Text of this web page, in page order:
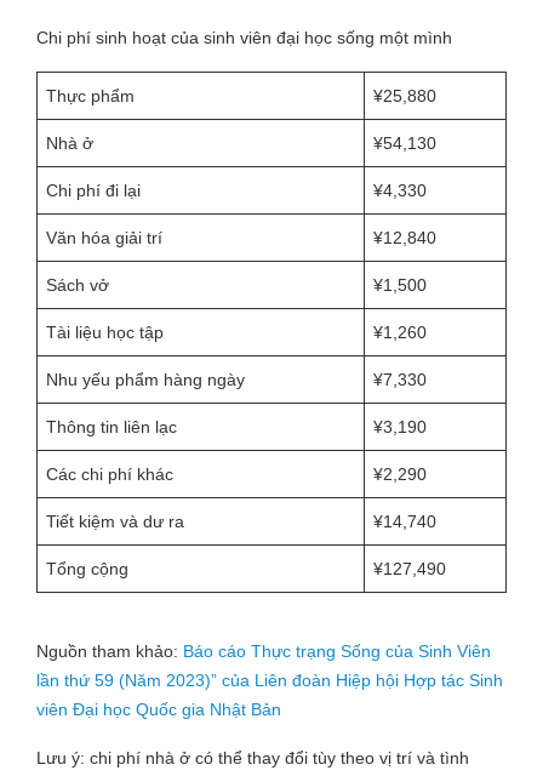
Chi phí sinh hoạt của sinh viên đại học sống một mình
Thực phẩm ¥25,880
Nhà ở ¥54,130
Chi phí đi lại ¥4,330
Văn hóa giải trí ¥12,840
Sách vở ¥1,500
Tài liệu học tập ¥1,260
Nhu yếu phẩm hàng ngày ¥7,330
Thông tin liên lạc ¥3,190
Các chi phí khác ¥2,290
Tiết kiệm và dư ra ¥14,740
Tổng cộng ¥127,490
Nguồn tham khảo: Báo cáo Thực trạng Sống của Sinh Viên
lần thứ 59 (Năm 2023)” của Liên đoàn Hiệp hội Hợp tác Sinh
viên Đại học Quốc gia Nhật Bản
Lưu ý: chi phí nhà ở có thể thay đổi tùy theo vị trí và tình